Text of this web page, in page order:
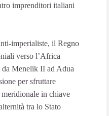
imprenditori italiani
imperialiste, il Regno
verso l’Africa
da Menelik II ad Adua
per sfruttare
in chiave
tra lo Stato